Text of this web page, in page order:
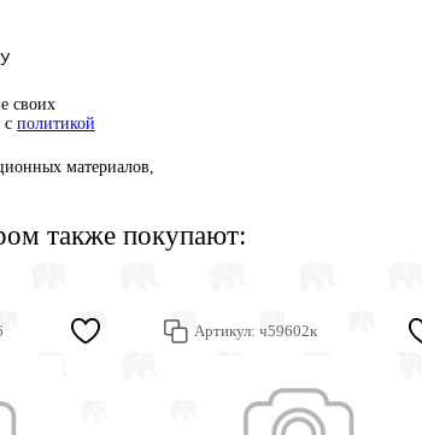
своих
с политикой
материалов,
также покупают:
Артикул: ч59602к